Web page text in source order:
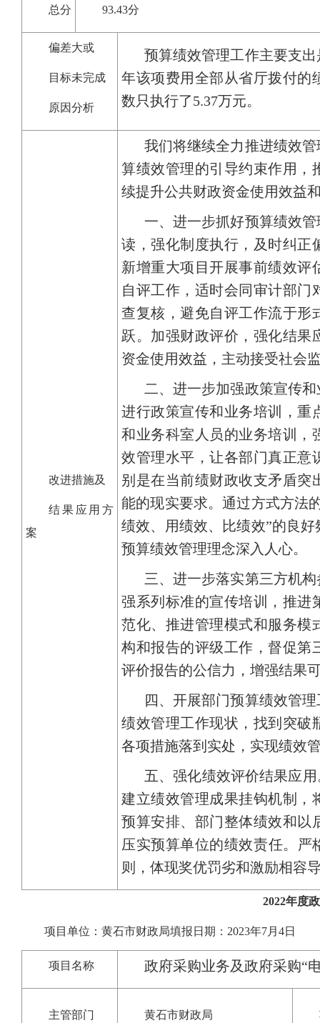
总分 93.43分
偏差大或
目标未完成
原因分析
预算绩效管理工作主要支
年该项费用全部从省厅拨付的
数只执行了5.37万元。
改进措施及
结果应用方
案
我们将继续全力推进绩效
算绩效管理的引导约束作用，
续提升公共财政资金使用效益
一、进一步抓好预算绩效
读，强化制度执行，及时纠正
新增重大项目开展事前绩效评
自评工作，适时会同审计部门
查复核，避免自评工作流于形
跃。加强财政评价，强化结果
资金使用效益，主动接受社会
二、进一步加强政策宣传
进行政策宣传和业务培训，重
和业务科室人员的业务培训，
效管理水平，让各部门真正意
别是在当前绩财政收支矛盾突
能的现实要求。通过方式方法
绩效、用绩效、比绩效”的良
预算绩效管理理念深入人心。
三、进一步落实第三方机
强系列标准的宣传培训，推进
范化、推进管理模式和服务模
构和报告的评级工作，督促第
评价报告的公信力，增强结果
四、开展部门预算绩效管
绩效管理工作现状，找到突破
各项措施落到实处，实现绩效
五、强化绩效评价结果应
建立绩效管理成果挂钩机制，
预算安排、部门整体绩效和以
压实预算单位的绩效责任。严
则，体现奖优罚劣和激励相容
2022年度
项目单位：黄石市财政局填报日期：2023年7月4日
项目名称 政府采购业务及政府采购“
主管部门 黄石市财政局